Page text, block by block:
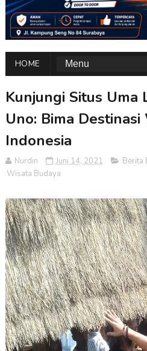
HOME
Kunjungi Situs Uma
Uno: Bima
Indonesia
Nurdin Juni 14, 2021 Berita
Wisata Budaya